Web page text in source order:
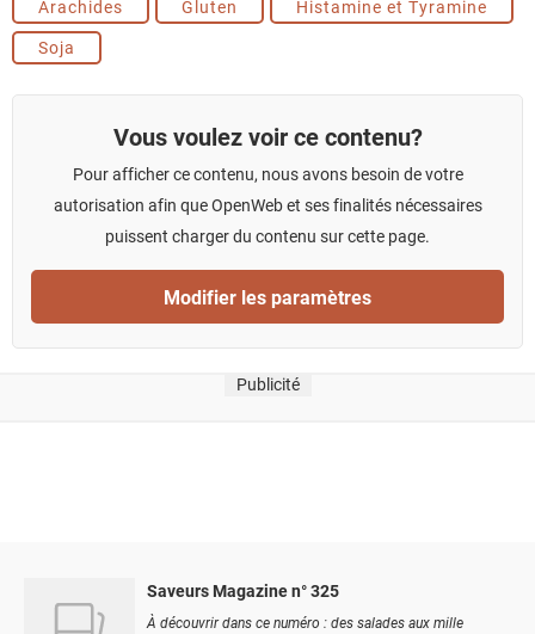
Arachides Gluten
Histamine et Tyramine
Soja
Vous voulez voir ce contenu?
Pour afficher ce contenu, nous avons besoin de votre
autorisation afin que OpenWeb et ses finalités nécessaires
puissent charger du contenu sur cette page.
Modifier les paramètres
Publicité
Saveurs Magazine n° 325
À découvrir dans ce numéro : des salades aux mille